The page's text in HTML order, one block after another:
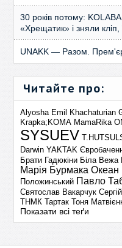
30 років потому:
«Хрещатик» і зняли кліп,
UNAKK — Разом.
Читайте про:
Alyosha Emil Khachaturian
Krapka;KOMA MamaRika
SYSUEV
Darwin YAKTAK
Брати Гадюкіни Біла Вежа
Марія Бурмака Океан
Положинський Павло
Святослав Вакарчук
ТНМК Тартак Тоня
Показати всі теґи